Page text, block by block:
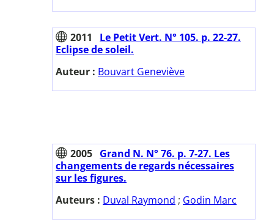
2011
Le Petit Vert. N° 105. p. 22-27.
Eclipse de soleil.
Auteur : Bouvart Geneviève
2005 Grand N. N° 76. p. 7-27. Les
changements de regards nécessaires
sur les figures.
Auteurs : Duval Raymond ; Godin Marc